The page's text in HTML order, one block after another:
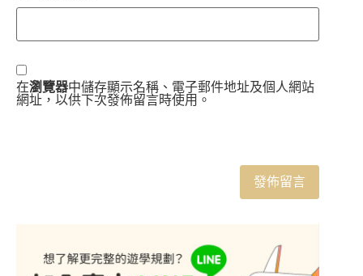
在瀏覽器中儲存顯示名稱、電子郵件地址及個人網站
網址，以供下次發佈留言時使用。